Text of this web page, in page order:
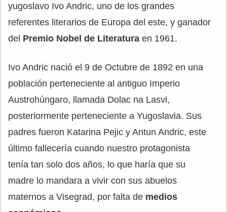
yugoslavo Ivo Andric, uno de los grandes
referentes literarios de Europa del este, y ganador
del Premio Nobel de Literatura en 1961.
Ivo Andric nació el 9 de Octubre de 1892 en una
población perteneciente al antiguo Imperio
Austrohúngaro, llamada Dolac na Lasvi,
posteriormente perteneciente a Yugoslavia. Sus
padres fueron Katarina Pejic y Antun Andric, este
último fallecería cuando nuestro protagonista
tenía tan solo dos años, lo que haría que su
madre lo mandara a vivir con sus abuelos
maternos a Visegrad, por falta de medios